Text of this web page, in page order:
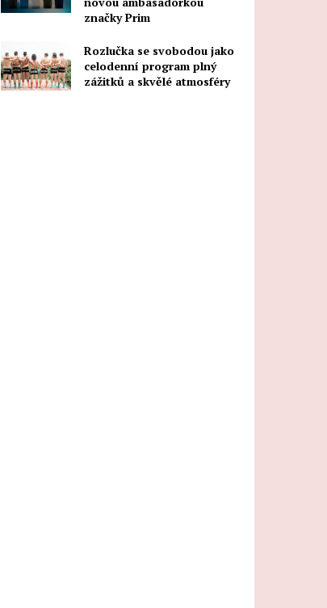
značky Prim
Rozlučka se svobodou jako
celodenní program plný
zážitků a skvělé atmosféry